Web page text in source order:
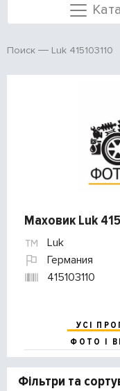
Поиск Luk 415103110
Маховик Luk
Luk
Германия
415103110
УСІ
ФОТО І
Фільтри та